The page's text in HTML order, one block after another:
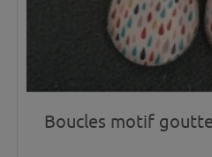
Boucles motif